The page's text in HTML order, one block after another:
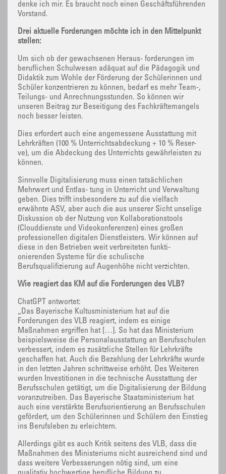
denke ich mir. Es braucht noch einen Geschäftsführenden
Vorstand.
Drei aktuelle Forderungen möchte ich in den Mittelpunkt
stellen:
Um sich ob der gewachsenen Heraus- forderungen im
beruflichen Schulwesen adäquat auf die Pädagogik und
Didaktik zum Wohle der Förderung der Schülerinnen und
Schüler konzentrieren zu können, bedarf es mehr Team-,
Teilungs- und Anrechnungsstunden. So können wir
unseren Beitrag zur Beseitigung des Fachkräftemangels
noch besser leisten.
Dies erfordert auch eine angemessene Ausstattung mit
Lehrkräften (100 % Unterrichtsabdeckung + 10 % Reser-
ve), um die Abdeckung des Unterrichts gewährleisten zu
können.
Sinnvolle Digitalisierung muss einen tatsächlichen
Mehrwert und Entlas- tung in Unterricht und Verwaltung
geben. Dies trifft insbesondere zu auf die vielfach
erwähnte ASV, aber auch die aus unserer Sicht unselige
Diskussion ob der Nutzung von Kollaborationstools
(Clouddienste und Videokonferenzen) eines großen
professionellen digitalen Dienstleisters. Wir können auf
diese in den Betrieben weit verbreiteten funkti-
onierenden Systeme für die schulische
Berufsqualifizierung auf Augenhöhe nicht verzichten.
Wie reagiert das KM auf die Forderungen des VLB?
ChatGPT antwortet:
„Das Bayerische Kultusministerium hat auf die
Forderungen des VLB reagiert, indem es einige
Maßnahmen ergriffen hat […]. So hat das Ministerium
beispielsweise die Personalausstattung an Berufsschulen
verbessert, indem es zusätzliche Stellen für Lehrkräfte
geschaffen hat. Auch die Bezahlung der Lehrkräfte wurde
in den letzten Jahren schrittweise erhöht. Des Weiteren
wurden Investitionen in die technische Ausstattung der
Berufsschulen getätigt, um die Digitalisierung der Bildung
voranzutreiben. Das Bayerische Staatsministerium hat
auch eine verstärkte Berufsorientierung an Berufsschulen
gefördert, um den Schülerinnen und Schülern den Einstieg
ins Berufsleben zu erleichtern.
Allerdings gibt es auch Kritik seitens des VLB, dass die
Maßnahmen des Ministeriums nicht ausreichend sind und
dass weitere Verbesserungen nötig sind, um eine